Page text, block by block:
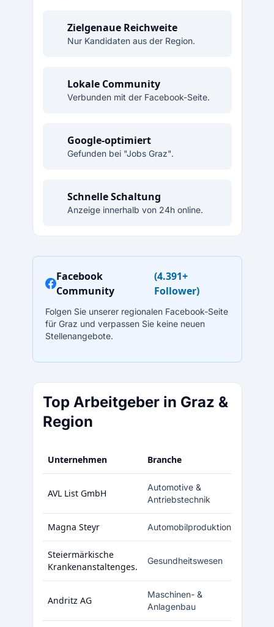
Zielgenaue Reichweite
Nur Kandidaten aus der Region.
Lokale Community
Verbunden mit der Facebook-Seite.
Google-optimiert
Gefunden bei "Jobs Graz".
Schnelle Schaltung
Anzeige innerhalb von 24h online.
Facebook
Community
(4.391+
Follower)
Folgen Sie unserer regionalen Facebook-Seite
für Graz und verpassen Sie keine neuen
Stellenangebote.
Top Arbeitgeber in Graz &
Region
Unternehmen Branche
AVL List GmbH
Automotive &
Antriebstechnik
Magna Steyr Automobilproduktion
Steiermärkische
Krankenanstaltenges.
Gesundheitswesen
Andritz AG
Maschinen- &
Anlagenbau